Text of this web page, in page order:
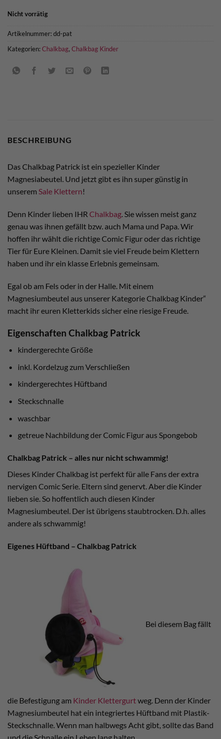
Nicht vorrätig
Artikelnummer:dd-pat
Kategorien:Chalkbag, Chalkbag Kinder
BESCHREIBUNG
Das Chalkbag Patrick ist ein spezieller Kinder
Magnesiabeutel. Und jetzt gibt es ihn super günstig in
unserem Sale Klettern!
Denn Kinder lieben IHR Chalkbag. Sie wissen meist ganz
genau was ihnen gefällt bzw. auch Mama und Papa. Wir
hoffen ihr wählt die richtige Comic Figur oder das richtige
Tier für Eure Kleinen. Damit sie viel Freude beim Klettern
haben und ihr ein klasse Erlebnis gemeinsam.
Egal ob am Fels oder in der Halle. Mit einem
Magnesiumbeutel aus unserer Kategorie Chalkbag Kinder“
macht ihr euren Kletterkids sicher eine riesige Freude.
Eigenschaften Chalkbag Patrick
kindergerechte Größe
inkl. Kordelzug zum Verschließen
kindergerechtes Hüftband
Steckschnalle
waschbar
getreue Nachbildung der Comic Figur aus Spongebob
Chalkbag Patrick – alles nur nicht schwammig!
Dieses Kinder Chalkbag ist perfekt für alle Fans der extra
nervigen Comic Serie. Eltern sind genervt. Aber die Kinder
lieben sie. So hoffentlich auch diesen Kinder
Magnesiumbeutel. Der ist übrigens staubtrocken. D.h. alles
andere als schwammig!
Eigenes Hüftband – Chalkbag Patrick
Bei diesem Bag fällt
die Befestigung am Kinder Klettergurtweg. Denn der Kinder
Magnesiumbeutel hat ein integriertes Hüftband mit Plastik-
Steckschnalle. Wenn man halbwegs Acht gibt, sollte das Band